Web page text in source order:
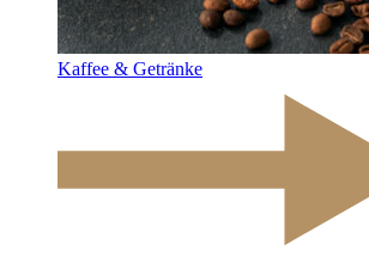
Kaffee & Getränke